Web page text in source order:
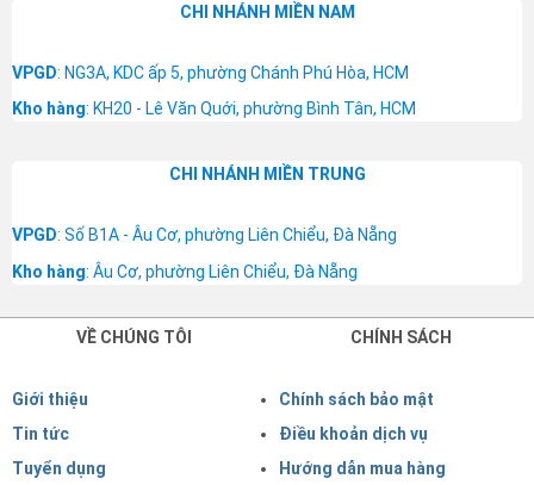
CHI NHÁNH MIỀN NAM
VPGD: NG3A, KDC ấp 5, phường Chánh Phú Hòa, HCM
Kho hàng: KH20 - Lê Văn Quới, phường Bình Tân, HCM
CHI NHÁNH MIỀN TRUNG
VPGD: Số B1A - Âu Cơ, phường Liên Chiểu, Đà Nẵng
Kho hàng: Âu Cơ, phường Liên Chiểu, Đà Nẵng
VỀ CHÚNG TÔI
Giới thiệu
Tin tức
Tuyển dụng
CHÍNH SÁCH
Chính sách bảo mật
Điều khoản dịch vụ
Hướng dẫn mua hàng